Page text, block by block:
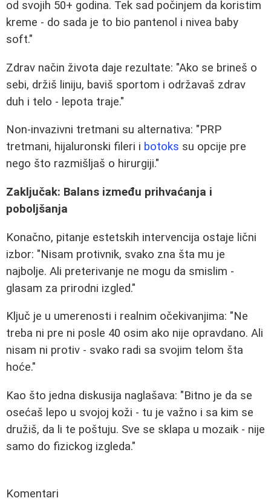
od svojih 50+ godina. Tek sad počinjem da koristim
kreme - do sada je to bio pantenol i nivea baby
soft."
Zdrav način života daje rezultate: "Ako se brineš o
sebi, držiš liniju, baviš sportom i održavaš zdrav
duh i telo - lepota traje."
Non-invazivni tretmani su alternativa: "PRP
tretmani, hijaluronski fileri i botoks su opcije pre
nego što razmišljaš o hirurgiji."
Zaključak: Balans između prihvaćanja i
poboljšanja
Konačno, pitanje estetskih intervencija ostaje lični
izbor: "Nisam protivnik, svako zna šta mu je
najbolje. Ali preterivanje ne mogu da smislim -
glasam za prirodni izgled."
Ključ je u umerenosti i realnim očekivanjima: "Ne
treba ni pre ni posle 40 osim ako nije opravdano. Ali
nisam ni protiv - svako radi sa svojim telom šta
hoće."
Kao što jedna diskusija naglašava: "Bitno je da se
osećaš lepo u svojoj koži - tu je važno i sa kim se
družiš, da li te poštuju. Sve se sklapa u mozaik - nije
samo do fizickog izgleda."
Komentari